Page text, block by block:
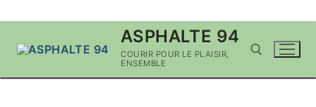
ASPHALTE 94
COURIR POUR LE PLAISIR,
ENSEMBLE